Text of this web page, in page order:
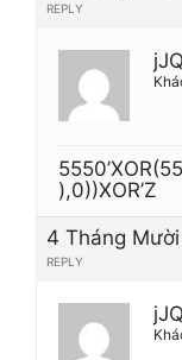
REPLY
),0))XOR’Z
4 Tháng
REPLY